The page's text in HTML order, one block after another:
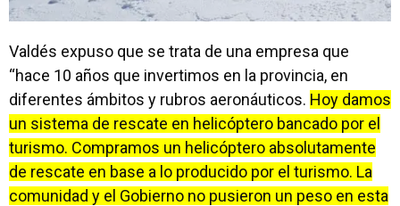
Valdés expuso que se trata de una empresa que
“hace 10 años que invertimos en la provincia, en
diferentes ámbitos y rubros aeronáuticos. Hoy damos
un sistema de rescate en helicóptero bancado por el
turismo. Compramos un helicóptero absolutamente
de rescate en base a lo producido por el turismo. La
comunidad y el Gobierno no pusieron un peso en esta